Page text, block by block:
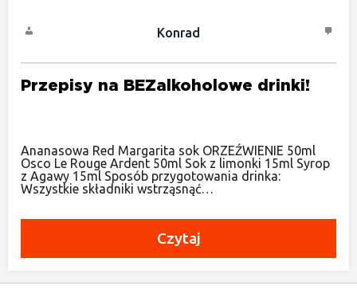
Konrad
Przepisy na BEZalkoholowe drinki!
Ananasowa Red Margarita sok ORZEŹWIENIE 50ml
Osco Le Rouge Ardent 50ml Sok z limonki 15ml Syrop
z Agawy 15ml Sposób przygotowania drinka:
Wszystkie składniki wstrząsnąć…
Czytaj